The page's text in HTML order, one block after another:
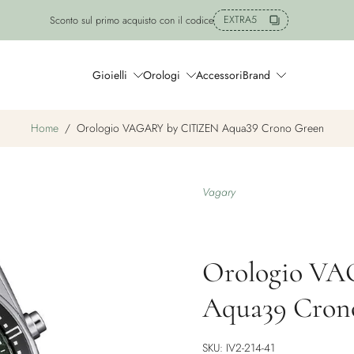
Sconto sul primo acquisto con il codice EXTRA5
Gioielli Orologi AccessoriBrand
Home / Orologio VAGARY by CITIZEN Aqua39 Crono Green
Vagary
Orologio
Aqua39
SKU: IV2-214-41